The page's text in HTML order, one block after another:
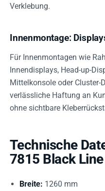
Verklebung.
Innenmontage:
Für Innenmontagen wie
Innendisplays, Head-up-
Mittelkonsole oder Cluster-
verlässliche Haftung an
ohne sichtbare
Technische
7815 Black Line
Breite: 1260 mm